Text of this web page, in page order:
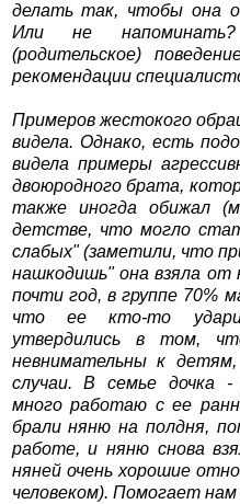
делать так, чтобы она
Или не
(родительское)
рекомендации
Примеров жестокого
видела. Однако, есть
видела примеры
двоюродного брата,
также иногда обижал
детстве, что могло
слабых" (заметили, что
нашкодишь" она взяла от
почти год, в группе 70%
что ее кто-то
утвердились в том,
невнимательны к
случаи. В семье дочка
много работаю с ее
брали няню на полдня,
работе, и няню снова
няней очень хорошие
человеком). Помогает нам